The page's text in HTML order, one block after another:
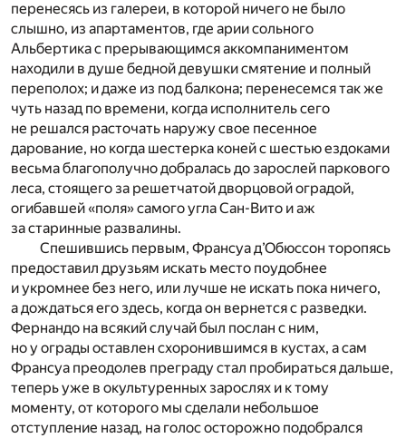
перенесясь из галереи, в которой ничего не было
слышно, из апартаментов, где арии сольного
Альбертика с прерывающимся аккомпаниментом
находили в душе бедной девушки смятение и полный
переполох; и даже из под балкона; перенесемся так же
чуть назад по времени, когда исполнитель сего
не решался расточать наружу свое песенное
дарование, но когда шестерка коней с шестью ездоками
весьма благополучно добралась до зарослей паркового
леса, стоящего за решетчатой дворцовой оградой,
огибавшей «поля» самого угла Сан-Вито и аж
за старинные развалины.
Спешившись первым, Франсуа д’Обюссон торопясь
предоставил друзьям искать место поудобнее
и укромнее без него, или лучше не искать пока ничего,
а дождаться его здесь, когда он вернется с разведки.
Фернандо на всякий случай был послан с ним,
но у ограды оставлен схоронившимся в кустах, а сам
Франсуа преодолев преграду стал пробираться дальше,
теперь уже в окультуренных зарослях и к тому
моменту, от которого мы сделали небольшое
отступление назад, на голос осторожно подобрался